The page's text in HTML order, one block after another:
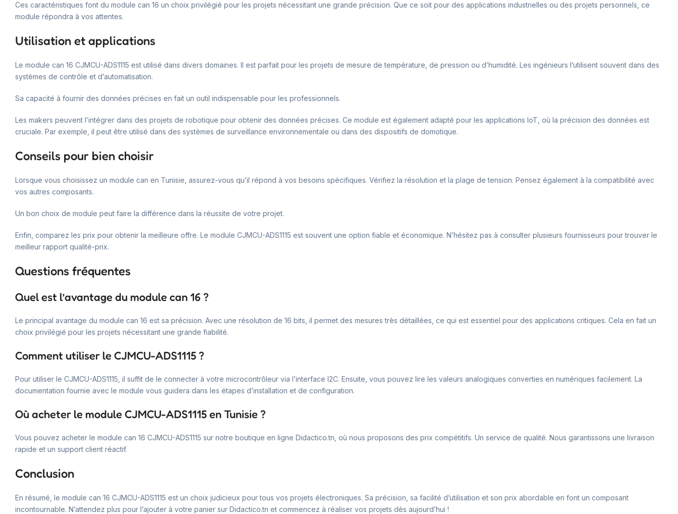
Ces caractéristiques font du module can 16 un choix privilégié pour les projets nécessitant une grande précision. Que ce soit pour des applications industrielles ou des projets personnels, ce
module répondra à vos attentes.
Utilisation et applications
Le module can 16 CJMCU-ADS1115 est utilisé dans divers domaines. Il est parfait pour les projets de mesure de température, de pression ou d’humidité. Les ingénieurs l’utilisent souvent dans des
systèmes de contrôle et d’automatisation.
Sa capacité à fournir des données précises en fait un outil indispensable pour les professionnels.
Les makers peuvent l’intégrer dans des projets de robotique pour obtenir des données précises. Ce module est également adapté pour les applications IoT, où la précision des données est
cruciale. Par exemple, il peut être utilisé dans des systèmes de surveillance environnementale ou dans des dispositifs de domotique.
Conseils pour bien choisir
Lorsque vous choisissez un module can en Tunisie, assurez-vous qu’il répond à vos besoins spécifiques. Vérifiez la résolution et la plage de tension. Pensez également à la compatibilité avec
vos autres composants.
Un bon choix de module peut faire la différence dans la réussite de votre projet.
Enfin, comparez les prix pour obtenir la meilleure offre. Le module CJMCU-ADS1115 est souvent une option fiable et économique. N’hésitez pas à consulter plusieurs fournisseurs pour trouver le
meilleur rapport qualité-prix.
Questions fréquentes
Quel est l’avantage du module can 16 ?
Le principal avantage du module can 16 est sa précision. Avec une résolution de 16 bits, il permet des mesures très détaillées, ce qui est essentiel pour des applications critiques. Cela en fait un
choix privilégié pour les projets nécessitant une grande fiabilité.
Comment utiliser le CJMCU-ADS1115 ?
Pour utiliser le CJMCU-ADS1115, il suffit de le connecter à votre microcontrôleur via l’interface I2C. Ensuite, vous pouvez lire les valeurs analogiques converties en numériques facilement. La
documentation fournie avec le module vous guidera dans les étapes d’installation et de configuration.
Où acheter le module CJMCU-ADS1115 en Tunisie ?
Vous pouvez acheter le module can 16 CJMCU-ADS1115 sur notre boutique en ligne Didactico.tn, où nous proposons des prix compétitifs. Un service de qualité. Nous garantissons une livraison
rapide et un support client réactif.
Conclusion
En résumé, le module can 16 CJMCU-ADS1115 est un choix judicieux pour tous vos projets électroniques. Sa précision, sa facilité d’utilisation et son prix abordable en font un composant
incontournable. N’attendez plus pour l’ajouter à votre panier sur Didactico.tn et commencez à réaliser vos projets dès aujourd’hui !